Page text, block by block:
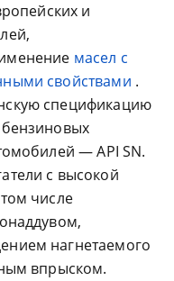
и
масел с
свойствами .
спецификацию
— API SN.
с высокой
числе
нагнетаемого
впрыском.